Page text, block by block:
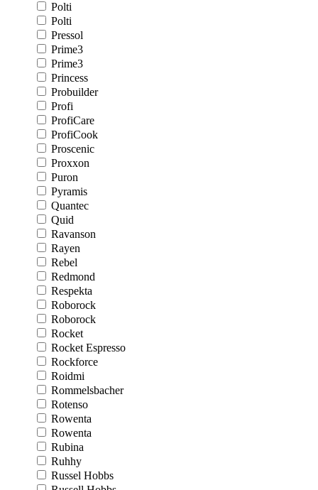
Polti
Polti
Pressol
Prime3
Prime3
Princess
Probuilder
Profi
ProfiCare
ProfiCook
Proscenic
Proxxon
Puron
Pyramis
Quantec
Quid
Ravanson
Rayen
Rebel
Redmond
Respekta
Roborock
Roborock
Rocket
Rocket Espresso
Rockforce
Roidmi
Rommelsbacher
Rotenso
Rowenta
Rowenta
Rubina
Ruhhy
Russel Hobbs